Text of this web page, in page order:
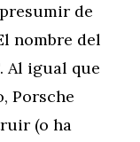
de
nombre del
Al igual que
Porsche
(o ha